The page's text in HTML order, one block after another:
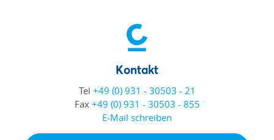
Kontakt
Tel +49 (0) 931 - 30503 - 21
Fax +49 (0) 931 - 30503 - 855
E-Mail schreiben